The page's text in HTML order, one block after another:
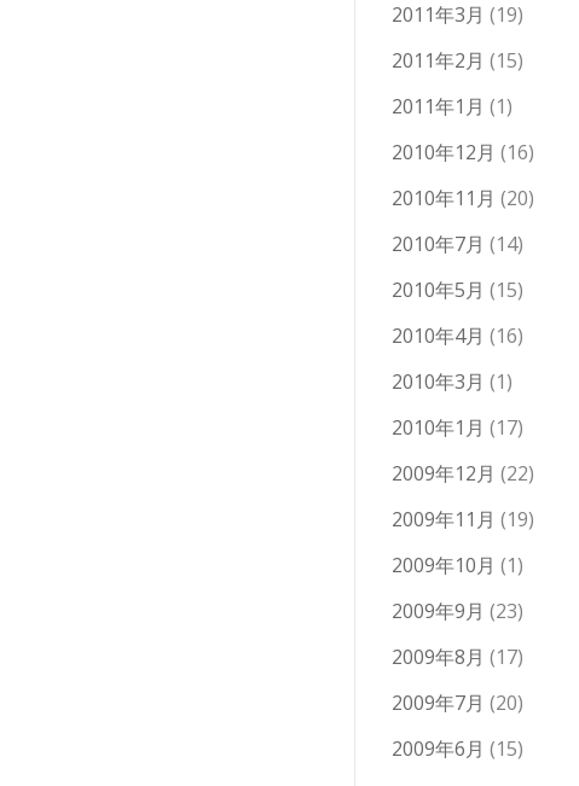
2011年3月 (19)
2011年2月 (15)
2011年1月 (1)
2010年12月 (16)
2010年11月 (20)
2010年7月 (14)
2010年5月 (15)
2010年4月 (16)
2010年3月 (1)
2010年1月 (17)
2009年12月 (22)
2009年11月 (19)
2009年10月 (1)
2009年9月 (23)
2009年8月 (17)
2009年7月 (20)
2009年6月 (15)